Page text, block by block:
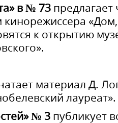
в № 73
кинорежиссера
к открытию
материал Д.
лауреат».
№ 3 публикует